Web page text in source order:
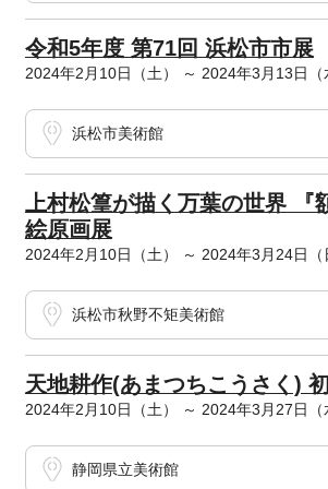
令和5年度 第71回 浜松市市展
2024年2月10日（土） ～ 2024年3月13日（
浜松市美術館
上村松篁が描く万葉の世界 『
絵原画展
2024年2月10日（土） ～ 2024年3月24日（
浜松市秋野不矩美術館
天地耕作(あまつちこうさく)
2024年2月10日（土） ～ 2024年3月27日（
静岡県立美術館